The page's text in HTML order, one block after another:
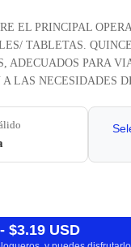
EL PRINCIPAL
TABLETAS.
PARA
LAS NECESIDADES
$3.19 USD